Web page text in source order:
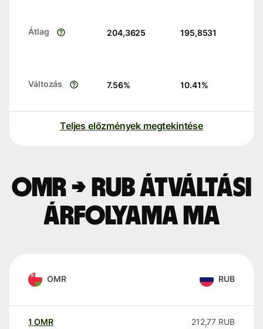
Átlag 204,3625 195,8531
Változás 7.56% 10.41%
Teljes előzmények megtekintése
OMR → RUB átváltási
árfolyama ma
OMR RUB
1 OMR 212,77 RUB